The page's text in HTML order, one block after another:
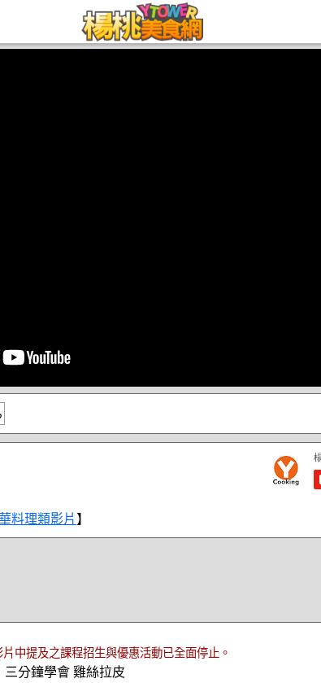
料理類影片 】
中提及之課程招生與優惠活動已全面停止。
分鐘學會 雞絲拉皮